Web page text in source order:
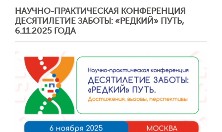
НАУЧНО-ПРАКТИЧЕСКАЯ КОНФЕРЕНЦИЯ
ДЕСЯТИЛЕТИЕ ЗАБОТЫ: «РЕДКИЙ» ПУТЬ,
6.11.2025 ГОДА